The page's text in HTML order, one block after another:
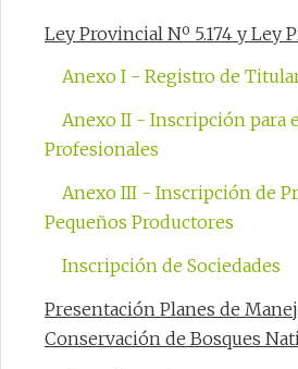
Ley Provincial Nº 5.174 y Ley
Anexo I - Registro de
Anexo II - Inscripción para
Profesionales
Anexo III - Inscripción de
Pequeños Productores
Inscripción de Sociedades
Presentación Planes de
Conservación de Bosques